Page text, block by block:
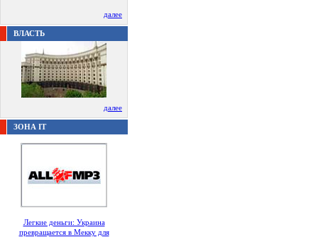
далее
ВЛАСТЬ
далее
ЗОНА IT
Легкие деньги: Украина
превращается в Мекку для